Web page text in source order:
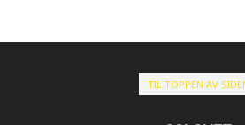
TIL TOPPEN AV